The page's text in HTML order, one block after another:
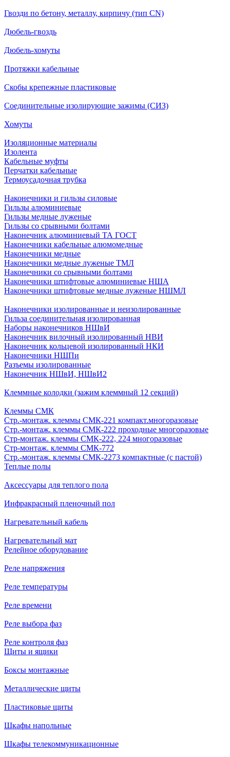
Гвозди по бетону, металлу, кирпичу (тип CN)
Дюбель-гвоздь
Дюбель-хомуты
Протяжки кабельные
Скобы крепежные пластиковые
Соединительные изолирующие зажимы (СИЗ)
Хомуты
Изоляционные материалы
Изолента
Кабельные муфты
Перчатки кабельные
Термоусадочная трубка
Наконечники и гильзы силовые
Гильзы алюминиевые
Гильзы медные луженые
Гильзы со срывными болтами
Наконечник алюминиевый ТА ГОСТ
Наконечники кабельные алюмомедные
Наконечники медные
Наконечники медные луженые ТМЛ
Наконечники со срывными болтами
Наконечники штифтовые алюминиевые НША
Наконечники штифтовые медные луженые НШМЛ
Наконечники изолированные и неизолированные
Гильза соединительная изолированная
Наборы наконечников НШвИ
Наконечник вилочный изолированный НВИ
Наконечник кольцевой изолированный НКИ
Наконечники НШПи
Разъемы изолированные
Наконечник НШвИ, НШвИ2
Клеммные колодки (зажим клеммный 12 секций)
Клеммы СМК
Стр.-монтаж. клеммы СМК-221 компакт.многоразовые
Стр.-монтаж. клеммы СМК-222 проходные многоразовые
Стр-монтаж. клеммы СМК-222, 224 многоразовые
Стр-монтаж. клеммы СМК-772
Стр.-монтаж. клеммы СМК-2273 компактные (с пастой)
Теплые полы
Аксессуары для теплого пола
Инфракрасный пленочный пол
Нагревательный кабель
Нагревательный мат
Релейное оборудование
Реле напряжения
Реле температуры
Реле времени
Реле выбора фаз
Реле контроля фаз
Щиты и ящики
Боксы монтажные
Металлические щиты
Пластиковые щиты
Шкафы напольные
Шкафы телекоммуникационные